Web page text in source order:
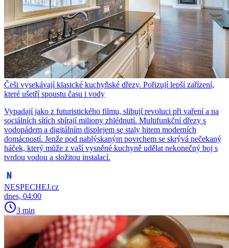
Češi vysekávají klasické kuchyňské dřezy. Pořizují lepší zařízení,
které ušetří spoustu času i vody
Vypadají jako z futuristického filmu, slibují revoluci při vaření a na
sociálních sítích sbírají miliony zhlédnutí. Multifunkční dřezy s
vodopádem a digitálním displejem se staly hitem moderních
domácností. Jenže pod nablýskaným povrchem se skrývá nečekaný
háček, který může z vaší vysněné kuchyně udělat nekonečný boj s
tvrdou vodou a složitou instalací.
NESPECHEJ.cz
dnes, 04:00
3 min